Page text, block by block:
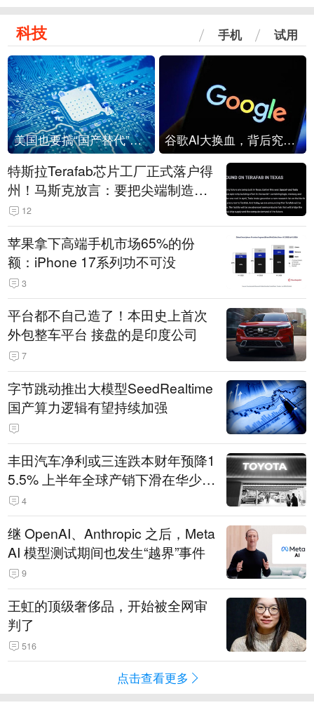
科技 手机 试用
美国也要搞“国产替代”？先算清三笔账 谷歌AI大换血，背后究竟发生了什么？
特斯拉Terafab芯片工厂正式落户得
州！马斯克放言：要把尖端制造带
回美国
12
苹果拿下高端手机市场65%的份
额：iPhone 17系列功不可没
3
平台都不自己造了！本田史上首次
外包整车平台 接盘的是印度公司
7
字节跳动推出大模型SeedRealtime
国产算力逻辑有望持续加强
丰田汽车净利或三连跌本财年预降1
5.5% 上半年全球产销下滑在华少卖
14.3万辆
4
继 OpenAI、Anthropic 之后，Meta
AI 模型测试期间也发生“越界”事件
9
王虹的顶级奢侈品，开始被全网审
判了
516
点击查看更多